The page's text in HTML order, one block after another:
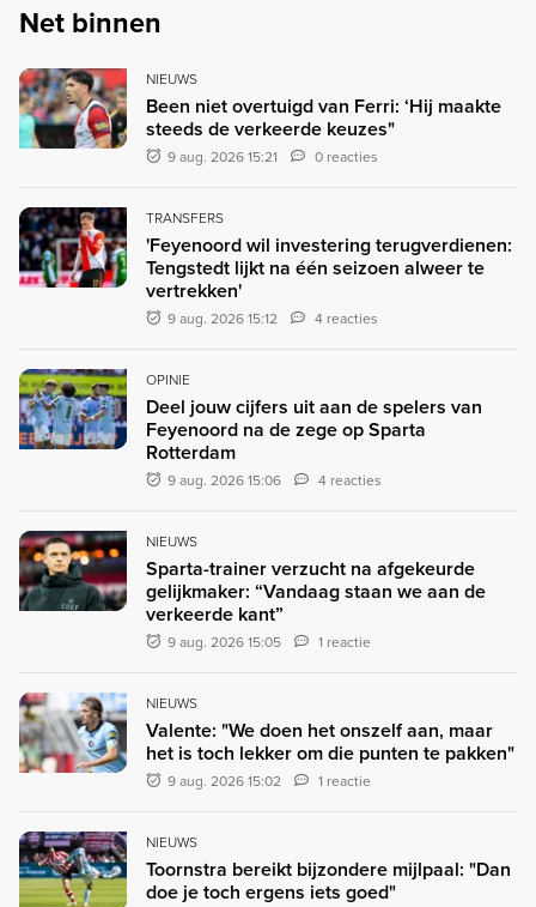
Net binnen
NIEUWS
Been niet overtuigd van Ferri: ‘Hij maakte
steeds de verkeerde keuzes"
9 aug. 2026 15:21 0 reacties
TRANSFERS
'Feyenoord wil investering terugverdienen:
Tengstedt lijkt na één seizoen alweer te
vertrekken'
9 aug. 2026 15:12 4 reacties
OPINIE
Deel jouw cijfers uit aan de spelers van
Feyenoord na de zege op Sparta
Rotterdam
9 aug. 2026 15:06 4 reacties
NIEUWS
Sparta-trainer verzucht na afgekeurde
gelijkmaker: “Vandaag staan we aan de
verkeerde kant”
9 aug. 2026 15:05 1 reactie
NIEUWS
Valente: "We doen het onszelf aan, maar
het is toch lekker om die punten te pakken"
9 aug. 2026 15:02 1 reactie
NIEUWS
Toornstra bereikt bijzondere mijlpaal: "Dan
doe je toch ergens iets goed"